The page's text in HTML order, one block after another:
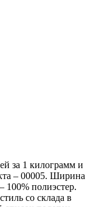
за 1 килограмм и
– 00005. Ширина
100% полиэстер.
со склада в